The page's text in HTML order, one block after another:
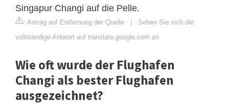
Singapur Changi auf die Pelle.
Antrag auf Entfernung der Quelle | Sehen Sie sich die
vollständige Antwort auf translate.google.com an
Wie oft wurde der Flughafen
Changi als bester Flughafen
ausgezeichnet?